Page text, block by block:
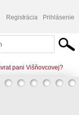
Registrácia Prihlásenie
pani Višňovcovej?